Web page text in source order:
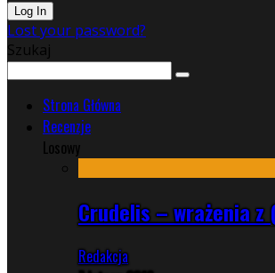
Lost your password?
Szukaj
Strona Główna
Recenzje
Losowy
Crudelis – wrażenia z
Redakcja